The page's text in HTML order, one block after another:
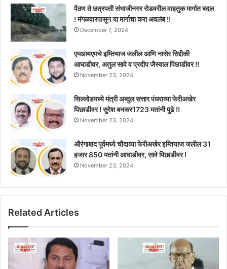
पैठण ते छत्रपती संभाजीनगर रोडवरील वाहतुक मार्गात बदल
! मंगळवारपासून या मार्गाचा करा अवलंब !!
December 7, 2024
एमआयएमचे इम्तियाज जलील आणि नासेर सिद्दीकी
आघाडीवर, अतुल सावे व प्रदीप जैस्वाल पिछाडीवर !!
November 23, 2024
सिल्लोडमध्ये मंत्री अब्दुल सत्तार पंधराव्या फेरीअखेर
पिछाडीवर ! सुरेश बनकर1723 मतांनी पुढे !!
November 23, 2024
औरंगाबाद पूर्वमध्ये चौदाव्या फेरीअखेर इम्तियाज जलील 31
हजार 850 मतांनी आघाडीवर, सावे पिछाडीवर !
November 23, 2024
Related Articles